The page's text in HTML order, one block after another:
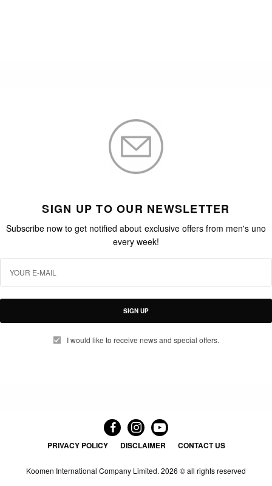
SIGN UP TO OUR NEWSLETTER
Subscribe now to get notified about exclusive offers from men's uno
every week!
SIGN UP
I would like to receive news and special offers.
PRIVACY POLICY DISCLAIMER CONTACT US
Koomen International Company Limited. 2026 © all rights reserved